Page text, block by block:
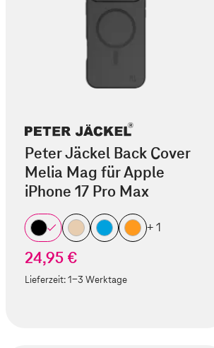
Peter Jäckel Back Cover
Melia Mag für Apple
iPhone 17 Pro Max
+ 1
24,95 €
Lieferzeit:1-3 Werktage